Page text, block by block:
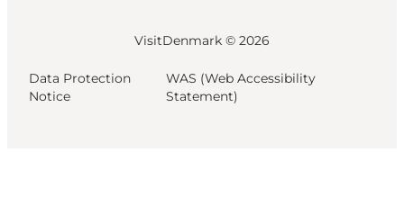
VisitDenmark © 2026
Data Protection
Notice
WAS (Web Accessibility
Statement)